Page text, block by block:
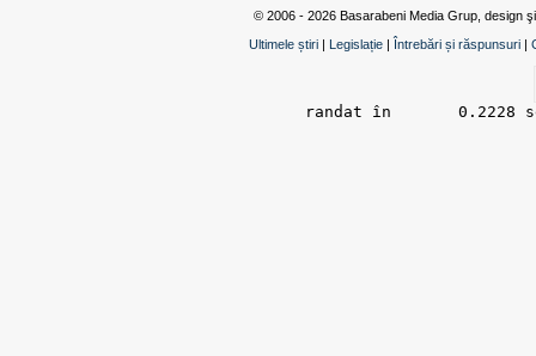
© 2006 - 2026 Basarabeni Media Grup, design
Ultimele știri | Legislație | Întrebări și răspunsuri |
randat în